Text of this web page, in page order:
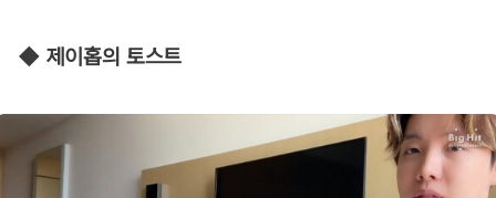
◆ 제이홉의 토스트